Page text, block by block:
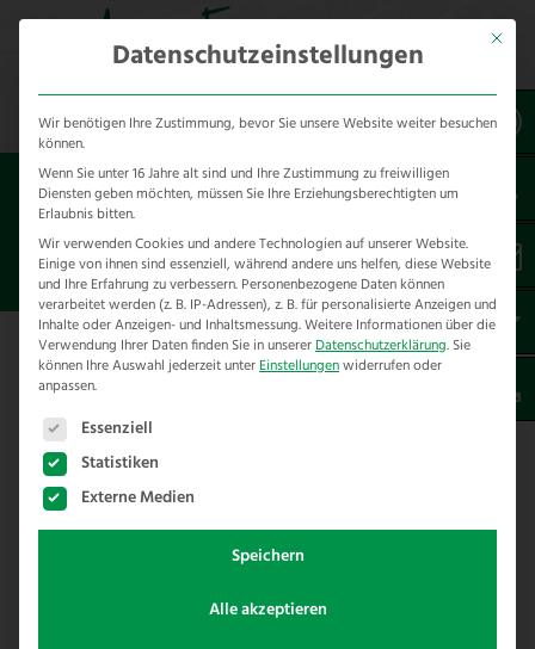
Sie sind hier:Referenzen
*produkt
*bauteile
ROBINIENPFOSTEN ESPELKAMP
Robinienpfosten für Espelkamp
Für den Austausch der Zaunpfosten in
einem Rinderzaun wurden von uns die
geliefert…
soll beim nächsten mal in Anspruch
Mit
Datenschutzeinstellungen
Wir benötigen Ihre Zustimmung, bevor Sie unsere Website weiter besuchen
können.
Wenn Sie unter 16 Jahre alt sind und Ihre Zustimmung zu freiwilligen
Diensten geben möchten, müssen Sie Ihre Erziehungsberechtigten um
Erlaubnis bitten.
Wir verwenden Cookies und andere Technologien auf unserer Website.
Einige von ihnen sind essenziell, während andere uns helfen, diese Website
und Ihre Erfahrung zu verbessern. Personenbezogene Daten können
verarbeitet werden (z. B. IP-Adressen), z. B. für personalisierte Anzeigen und
Inhalte oder Anzeigen- und Inhaltsmessung.Weitere Informationen über die
Verwendung Ihrer Daten finden Sie in unsererDatenschutzerklärung. Sie
können Ihre Auswahl jederzeit unterEinstellungenwiderrufen oder
anpassen.
Es folgt eine Liste der Service-Gruppen, für die eine
Essenziell
Statistiken
Externe Medien
Speichern
Alle akzeptieren